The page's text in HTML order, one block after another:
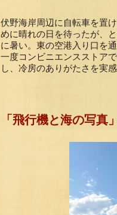
伏野海岸周辺に自転車を置
めに晴れの日を待ったが、
に暑い。東の空港入り口を
一度コンビニエンスストア
し、冷房のありがたさを実
「飛行機と海の写真